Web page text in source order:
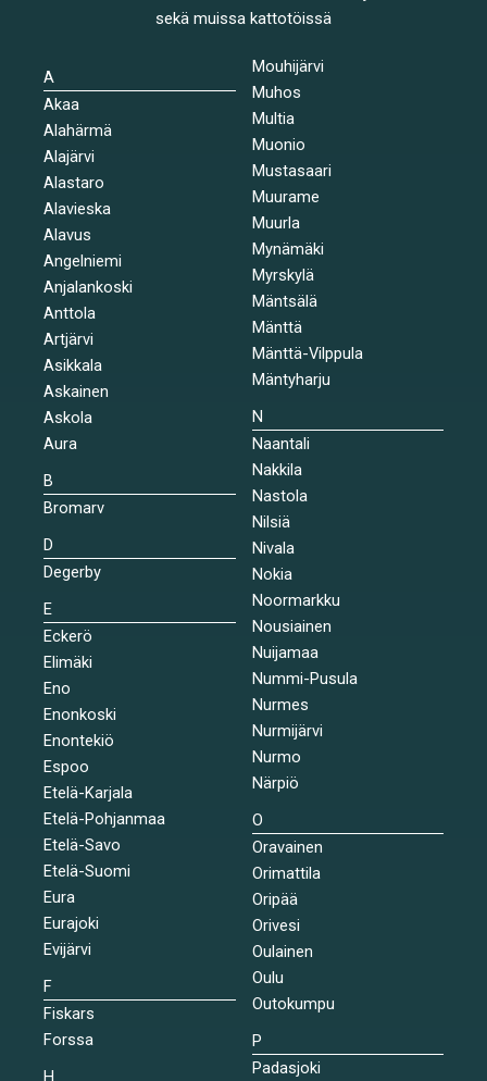
sekä muissa kattotöissä
A
Akaa
Alahärmä
Alajärvi
Alastaro
Alavieska
Alavus
Angelniemi
Anjalankoski
Anttola
Artjärvi
Asikkala
Askainen
Askola
Aura
B
Bromarv
D
Degerby
E
Eckerö
Elimäki
Eno
Enonkoski
Enontekiö
Espoo
Etelä-Karjala
Etelä-Pohjanmaa
Etelä-Savo
Etelä-Suomi
Eura
Eurajoki
Evijärvi
F
Fiskars
Forssa
H
Mouhijärvi
Muhos
Multia
Muonio
Mustasaari
Muurame
Muurla
Mynämäki
Myrskylä
Mäntsälä
Mänttä
Mänttä-Vilppula
Mäntyharju
N
Naantali
Nakkila
Nastola
Nilsiä
Nivala
Nokia
Noormarkku
Nousiainen
Nuijamaa
Nummi-Pusula
Nurmes
Nurmijärvi
Nurmo
Närpiö
O
Oravainen
Orimattila
Oripää
Orivesi
Oulainen
Oulu
Outokumpu
P
Padasjoki